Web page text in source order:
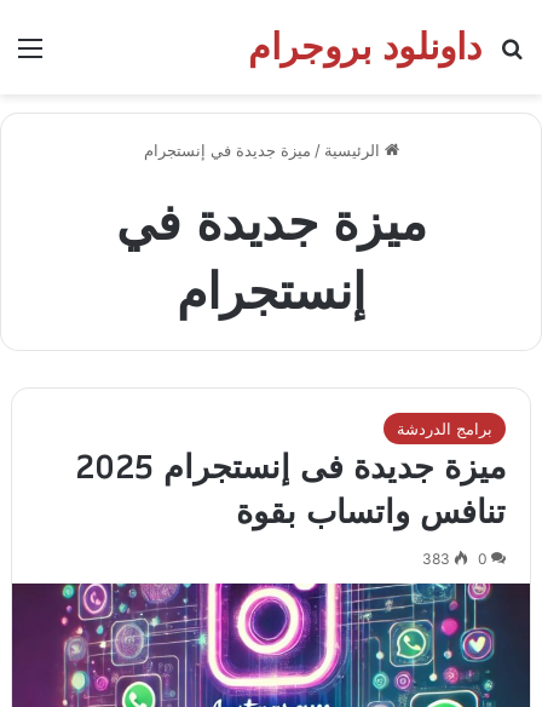
داونلود بروجرام
بحث عن
الرئيسية / ميزة جديدة في إنستجرام
ميزة جديدة في
إنستجرام
برامج الدردشة
ميزة جديدة فى إنستجرام 2025
تنافس واتساب بقوة
0
383